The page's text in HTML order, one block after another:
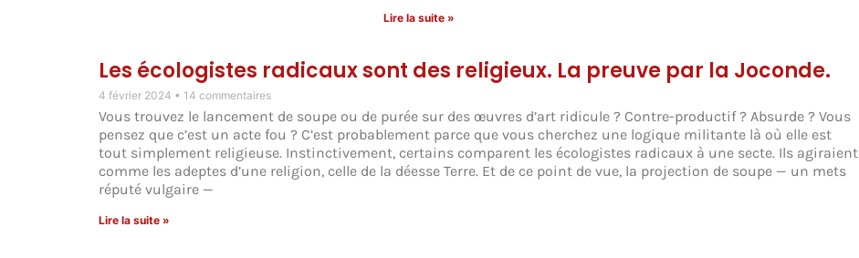
Lire la suite »
Les écologistes radicaux sont des religieux. La preuve par la Joconde.
4 février 2024 14 commentaires
Vous trouvez le lancement de soupe ou de purée sur des œuvres d’art ridicule ? Contre-productif ? Absurde ? Vous
pensez que c’est un acte fou ? C’est probablement parce que vous cherchez une logique militante là où elle est
tout simplement religieuse. Instinctivement, certains comparent les écologistes radicaux à une secte. Ils agiraient
comme les adeptes d’une religion, celle de la déesse Terre. Et de ce point de vue, la projection de soupe — un mets
réputé vulgaire —
Lire la suite »